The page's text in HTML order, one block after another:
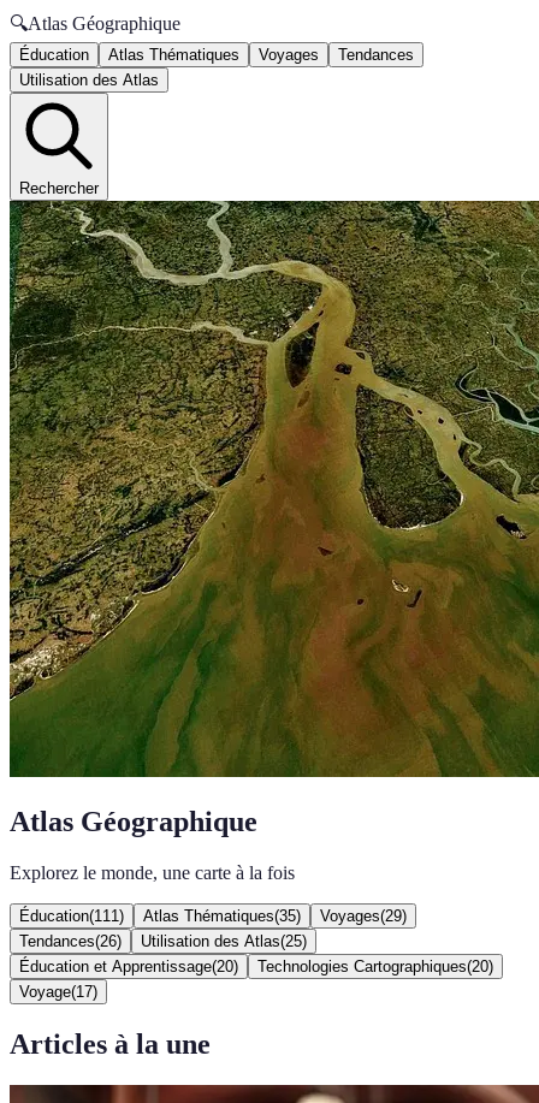
🔍Atlas Géographique
Éducation Atlas Thématiques Voyages
Tendances
Utilisation des Atlas
Rechercher
Atlas Géographique
Explorez le monde, une carte à la fois
Éducation(111 ) Atlas Thématiques(35) Voyages(29)
Tendances(26) Utilisation des Atlas(25)
Éducation et Apprentissage(20) Technologies Cartographiques(20)
Voyage(17)
Articles à la une